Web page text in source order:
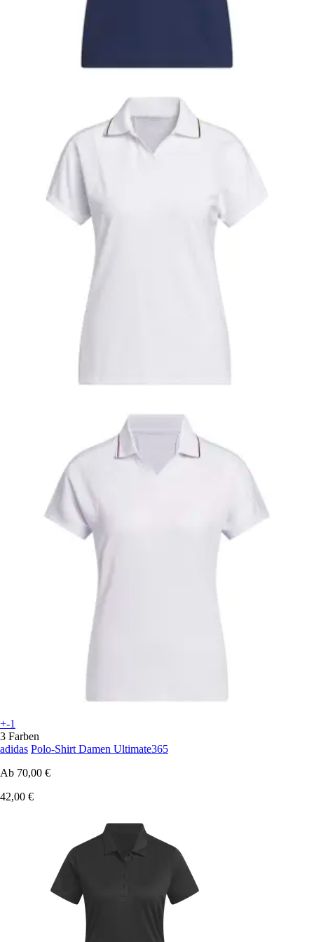
+-1
3 Farben
adidas Polo-Shirt Damen Ultimate365
Ab 70,00 €
42,00 €